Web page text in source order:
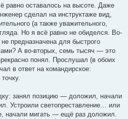
равно оставалось на высоте. Даже
сделал на инструктаже вид,
(а также уважительного,
Но я всё равно не обиделся. Во-
предназначена для быстрого
А во-вторых, семь тысяч — это
понял. Прослушал (в обоих
в ответ на командирское:
занял позицию — доложил, начали
Устроили светопреставление… или
начали мигать — ещё раз доложил.